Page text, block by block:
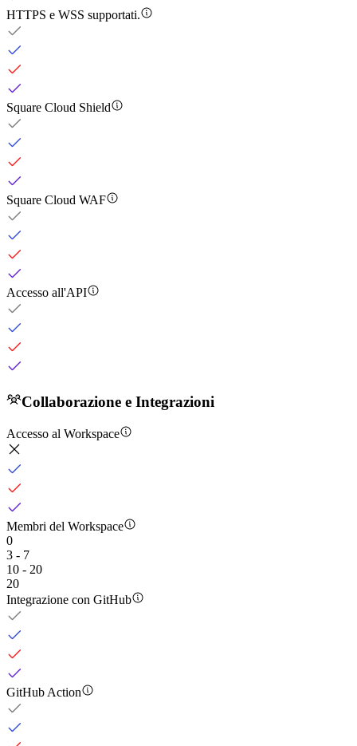
HTTPS e WSS supportati.
Square Cloud Shield
Square Cloud WAF
Accesso all'API
Collaborazione e Integrazioni
Accesso al Workspace
Membri del Workspace
0
3 - 7
10 - 20
20
Integrazione con GitHub
GitHub Action